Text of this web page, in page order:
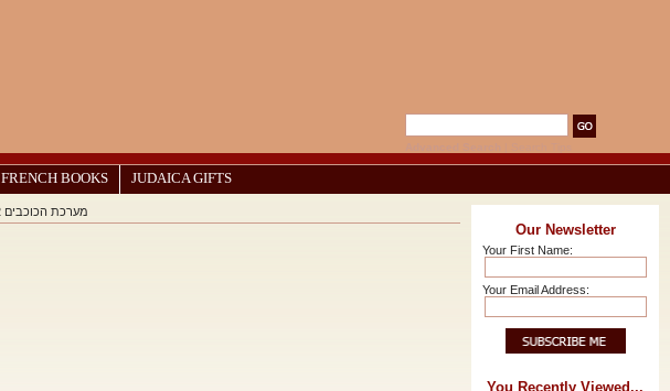
FRENCH BOOKS JUDAICA GIFTS
MaReches HaKochavim... / מערכת הכוכבים 12 המזלות
Our Newsletter
Your First Name:
Your Email Address:
You Recently Viewed...